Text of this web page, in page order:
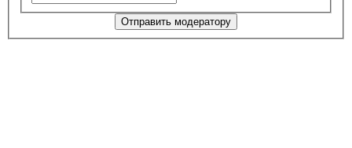
Отправить модератору